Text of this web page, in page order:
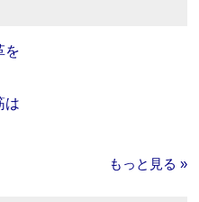
を
は
もっと見る »